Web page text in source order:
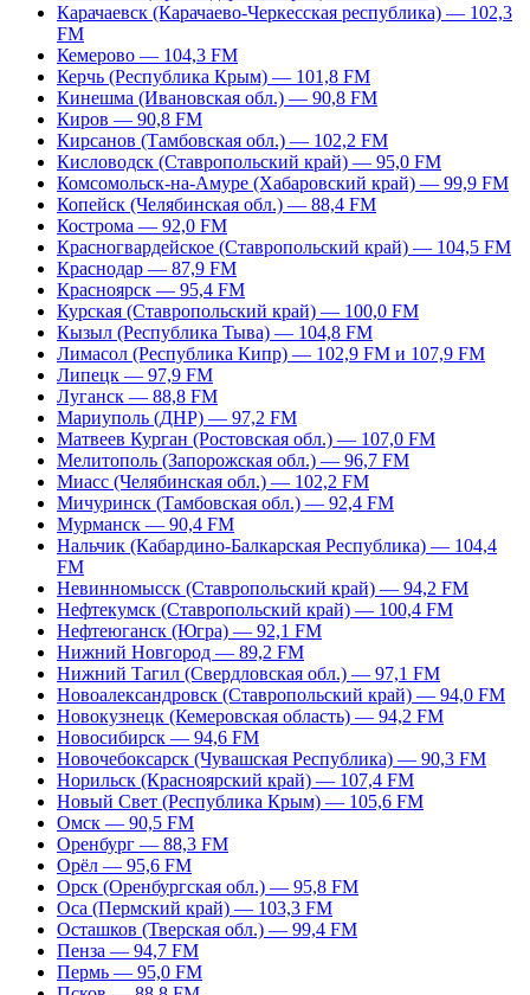
Карачаевск (Карачаево-Черкесская республика) — 102,3
FM
Кемерово — 104,3 FM
Керчь (Республика Крым) — 101,8 FM
Кинешма (Ивановская обл.) — 90,8 FM
Киров — 90,8 FM
Кирсанов (Тамбовская обл.) — 102,2 FM
Кисловодск (Ставропольский край) — 95,0 FM
Комсомольск-на-Амуре (Хабаровский край) — 99,9 FM
Копейск (Челябинская обл.) — 88,4 FM
Кострома — 92,0 FM
Красногвардейское (Ставропольский край) — 104,5 FM
Краснодар — 87,9 FM
Красноярск — 95,4 FM
Курская (Ставропольский край) — 100,0 FM
Кызыл (Республика Тыва) — 104,8 FM
Лимасол (Республика Кипр) — 102,9 FM и 107,9 FM
Липецк — 97,9 FM
Луганск — 88,8 FM
Мариуполь (ДНР) — 97,2 FM
Матвеев Курган (Ростовская обл.) — 107,0 FM
Мелитополь (Запорожская обл.) — 96,7 FM
Миасс (Челябинская обл.) — 102,2 FM
Мичуринск (Тамбовская обл.) — 92,4 FM
Мурманск — 90,4 FM
Нальчик (Кабардино-Балкарская Республика) — 104,4
FM
Невинномысск (Ставропольский край) — 94,2 FM
Нефтекумск (Ставропольский край) — 100,4 FM
Нефтеюганск (Югра) — 92,1 FM
Нижний Новгород — 89,2 FM
Нижний Тагил (Свердловская обл.) — 97,1 FM
Новоалександровск (Ставропольский край) — 94,0 FM
Новокузнецк (Кемеровская область) — 94,2 FM
Новосибирск — 94,6 FM
Новочебоксарск (Чувашская Республика) — 90,3 FM
Норильск (Красноярский край) — 107,4 FM
Новый Свет (Республика Крым) — 105,6 FM
Омск — 90,5 FM
Оренбург — 88,3 FM
Орёл — 95,6 FM
Орск (Оренбургская обл.) — 95,8 FM
Оса (Пермский край) — 103,3 FM
Осташков (Тверская обл.) — 99,4 FM
Пенза — 94,7 FM
Пермь — 95,0 FM